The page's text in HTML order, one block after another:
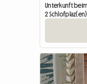
Unterkunft
2